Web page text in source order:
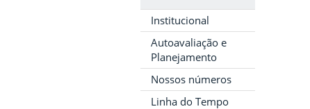
Institucional
Autoavaliação e
Planejamento
Nossos números
Linha do Tempo